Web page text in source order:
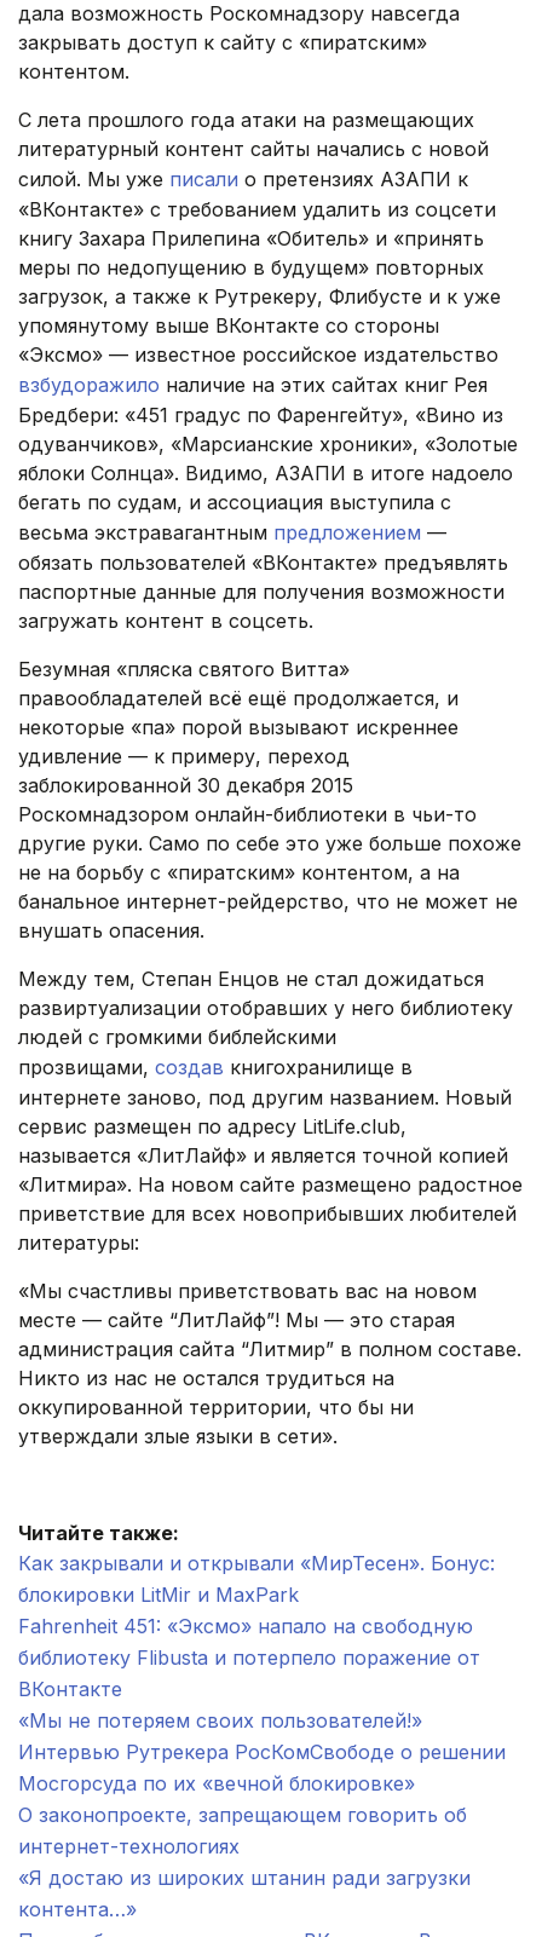
дала возможность Роскомнадзору навсегда
закрывать доступ к сайту с «пиратским»
контентом.
С лета прошлого года атаки на размещающих
литературный контент сайты начались с новой
силой. Мы уже писали о претензиях АЗАПИ к
«ВКонтакте» с требованием удалить из соцсети
книгу Захара Прилепина «Обитель» и «принять
меры по недопущению в будущем» повторных
загрузок, а также к Рутрекеру, Флибусте и к уже
упомянутому выше ВКонтакте со стороны
«Эксмо» — известное российское издательство
взбудоражило наличие на этих сайтах книг Рея
Бредбери: «451 градус по Фаренгейту», «Вино из
одуванчиков», «Марсианские хроники», «Золотые
яблоки Солнца». Видимо, АЗАПИ в итоге надоело
бегать по судам, и ассоциация выступила с
весьма экстравагантным предложением —
обязать пользователей «ВКонтакте» предъявлять
паспортные данные для получения возможности
загружать контент в соцсеть.
Безумная «пляска святого Витта»
правообладателей всё ещё продолжается, и
некоторые «па» порой вызывают искреннее
удивление — к примеру, переход
заблокированной 30 декабря 2015
Роскомнадзором онлайн-библиотеки в чьи-то
другие руки. Само по себе это уже больше похоже
не на борьбу с «пиратским» контентом, а на
банальное интернет-рейдерство, что не может не
внушать опасения.
Между тем, Степан Енцов не стал дожидаться
развиртуализации отобравших у него библиотеку
людей с громкими библейскими
прозвищами, создав книгохранилище в
интернете заново, под другим названием. Новый
сервис размещен по адресу LitLife.club,
называется «ЛитЛайф» и является точной копией
«Литмира». На новом сайте размещено радостное
приветствие для всех новоприбывших любителей
литературы:
«Мы счастливы приветствовать вас на новом
месте — сайте “ЛитЛайф”! Мы — это старая
администрация сайта “Литмир” в полном составе.
Никто из нас не остался трудиться на
оккупированной территории, что бы ни
утверждали злые языки в сети».
Читайте также:
Как закрывали и открывали «МирТесен». Бонус:
блокировки LitMir и MaxPark
Fahrenheit 451: «Эксмо» напало на свободную
библиотеку Flibusta и потерпело поражение от
ВКонтакте
«Мы не потеряем своих пользователей!»
Интервью Рутрекера РосКомСвободе о решении
Мосгорсуда по их «вечной блокировке»
О законопроекте, запрещающем говорить об
интернет-технологиях
«Я достаю из широких штанин ради загрузки
контента…»